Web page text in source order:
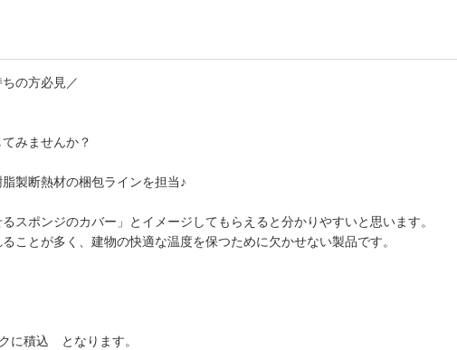
の方必見／
みませんか？
製断熱材の梱包ラインを担当♪
スポンジのカバー」とイメージしてもらえると分かりやすいと思います。
ことが多く、建物の快適な温度を保つために欠かせない製品です。
に積込 となります。